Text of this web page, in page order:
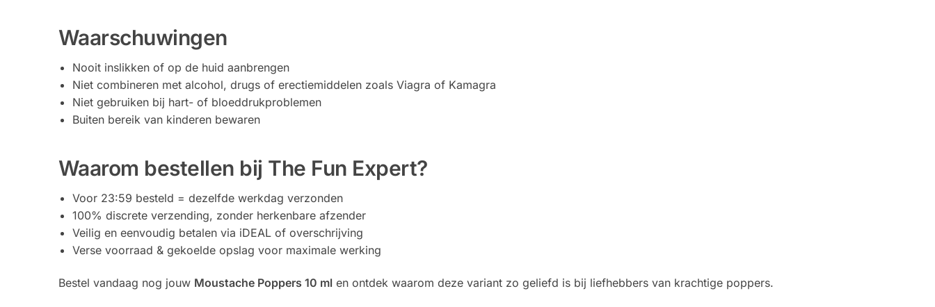
Waarschuwingen
Nooit inslikken of op de huid aanbrengen
Niet combineren met alcohol, drugs of erectiemiddelen zoals Viagra of Kamagra
Niet gebruiken bij hart- of bloeddrukproblemen
Buiten bereik van kinderen bewaren
Waarom bestellen bij The Fun Expert?
Voor 23:59 besteld = dezelfde werkdag verzonden
100% discrete verzending, zonder herkenbare afzender
Veilig en eenvoudig betalen via iDEAL of overschrijving
Verse voorraad & gekoelde opslag voor maximale werking
Bestel vandaag nog jouw Moustache Poppers 10 ml en ontdek waarom deze variant zo geliefd is bij liefhebbers van krachtige poppers.